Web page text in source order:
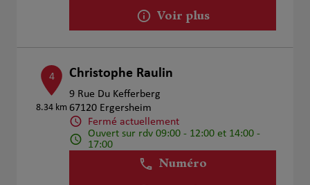
Voir plus
4
8.34 km
Christophe Raulin
9 Rue Du Kefferberg
67120 Ergersheim
Fermé actuellement
Ouvert sur rdv 09:00 - 12:00 et 14:00 -
17:00
Numéro